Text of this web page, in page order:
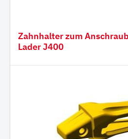
Zahnhalter zum
Lader J400